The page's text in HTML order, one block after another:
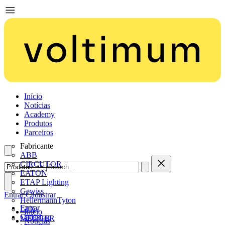
Início
Notícias
Academy
Produtos
Parceiros
Fabricante
ABB
CIRCUTOR
EATON
ETAP Lighting
Gewiss
HellermannTyton
LTX
MEGGER
Entrar
Cadastrar
Entrar Cadastrar
Início
Notícias